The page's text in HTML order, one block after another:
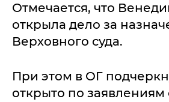
Отмечается, что
открыла дело за
Верховного суда.
При этом в ОГ
открыто по заявлениям